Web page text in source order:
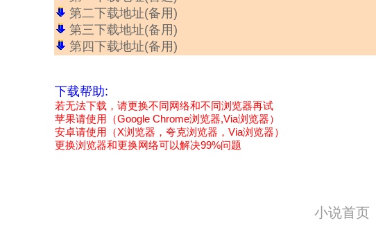
第二下载地址(备用)
第三下载地址(备用)
第四下载地址(备用)
下载帮助:
若无法下载，请更换不同网络和不同浏览器再试
苹果请使用（Google Chrome浏览器,Via浏览器）
安卓请使用（X浏览器，夸克浏览器，Via浏览器）
更换浏览器和更换网络可以解决99%问题
小说首页